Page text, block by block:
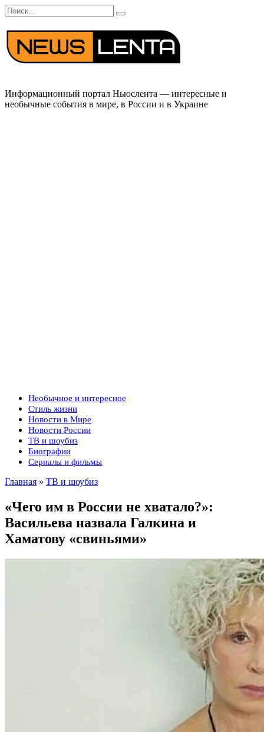
Перейти
к
содержанию
Search
for:
Информационный портал Ньюслента — интересные и
необычные события в мире, в России и в Украине
Необычное и интересное
Стиль жизни
Новости в Мире
Новости России
ТВ и шоубиз
Биографии
Сериалы и фильмы
Главная » ТВ и шоубиз
«Чего им в России не хватало?»:
Васильева назвала Галкина и
Хаматову «свиньями»